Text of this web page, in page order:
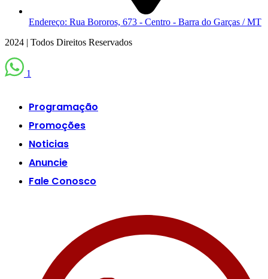
Endereço: Rua Bororos, 673 - Centro - Barra do Garças / MT
2024 | Todos Direitos Reservados
1
Programação
Promoções
Noticias
Anuncie
Fale Conosco